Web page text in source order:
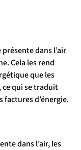
dans l’air
Cela les rend
que les
ce qui se traduit
d’énergie.
dans l’air, les